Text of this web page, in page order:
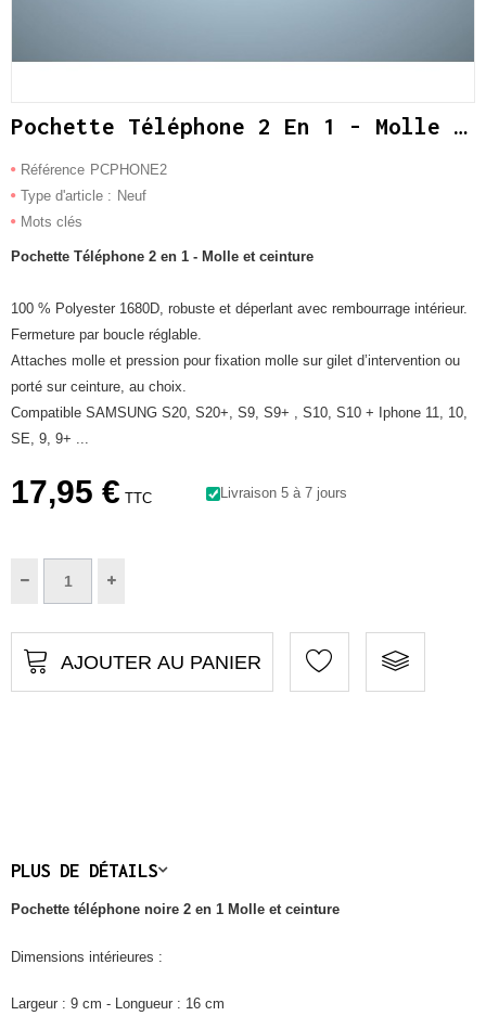
Pochette Téléphone 2 En 1 - Molle Et Ceinture
Référence PCPHONE2
Type d'article : Neuf
Mots clés
Pochette Téléphone 2 en 1 - Molle et ceinture
100 % Polyester 1680D, robuste et déperlant avec rembourrage intérieur.
Fermeture par boucle réglable.
Attaches molle et pression pour fixation molle sur gilet d’intervention ou
porté sur ceinture, au choix.
Compatible SAMSUNG S20, S20+, S9, S9+ , S10, S10 + Iphone 11, 10,
SE, 9, 9+ ...
17,95 € TTC Livraison 5 à 7 jours
AJOUTER AU PANIER
PLUS DE DÉTAILS
Pochette téléphone noire 2 en 1 Molle et ceinture
Dimensions intérieures :
Largeur : 9 cm - Longueur : 16 cm